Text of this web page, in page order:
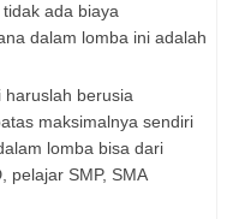
ada biaya
dalam lomba ini adalah
haruslah berusia
maksimalnya sendiri
lomba bisa dari
pelajar SMP, SMA